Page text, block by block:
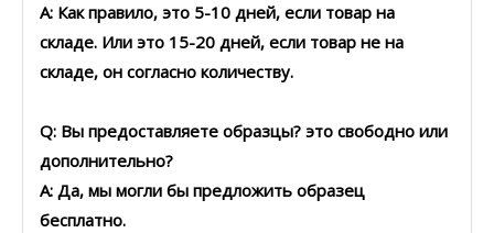
A: Как правило, это 5-10 дней, если товар на
складе. Или это 15-20 дней, если товар не на
складе, он согласно количеству.
Q: Вы предоставляете образцы? это свободно или
дополнительно?
A: Да, мы могли бы предложить образец
бесплатно.